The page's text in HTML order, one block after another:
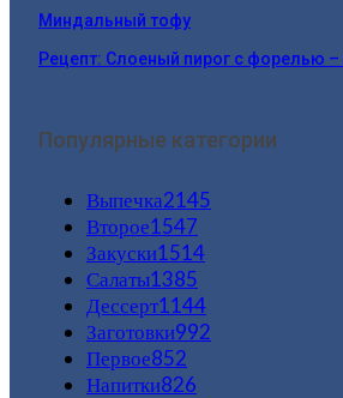
Миндальный тофу
Рецепт: Слоеный пирог с форелью
Популярные категории
Выпечка2145
Второе1547
Закуски1514
Салаты1385
Дессерт1144
Заготовки992
Первое852
Напитки826